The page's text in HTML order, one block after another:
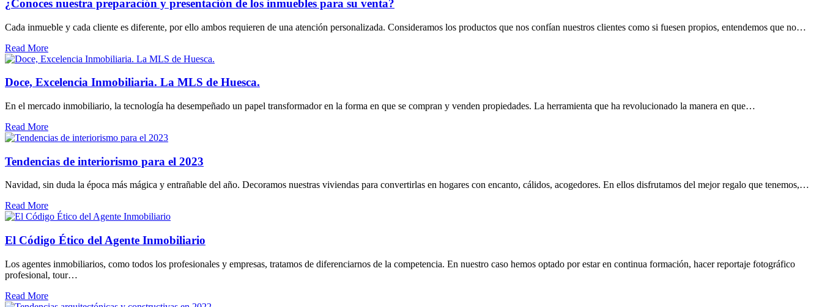
¿Conoces nuestra preparación y presentación de los inmuebles para su venta?
Cada inmueble y cada cliente es diferente, por ello ambos requieren de una atención personalizada. Consideramos los productos que nos confían nuestros clientes como si fuesen propios, entendemos que no…
Read More
Doce, Excelencia Inmobiliaria. La MLS de Huesca.
En el mercado inmobiliario, la tecnología ha desempeñado un papel transformador en la forma en que se compran y venden propiedades. La herramienta que ha revolucionado la manera en que…
Read More
Tendencias de interiorismo para el 2023
Navidad, sin duda la época más mágica y entrañable del año. Decoramos nuestras viviendas para convertirlas en hogares con encanto, cálidos, acogedores. En ellos disfrutamos del mejor regalo que tenemos,…
Read More
El Código Ético del Agente Inmobiliario
Los agentes inmobiliarios, como todos los profesionales y empresas, tratamos de diferenciarnos de la competencia. En nuestro caso hemos optado por estar en continua formación, hacer reportaje fotográfico
profesional, tour…
Read More